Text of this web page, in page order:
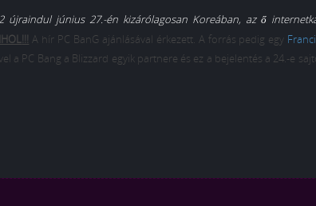
június 27.-én kizárólagosan Koreában, az ő internet
!!! A hír PC BanG ajánlásával érkezett. A forrás pedig egy
a PC Bang a Blizzard egyik partnere és ez a bejelentés a 24.-e